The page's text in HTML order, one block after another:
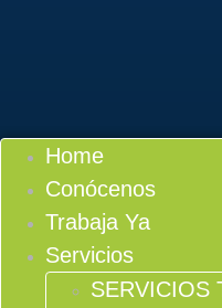
Home
Conócenos
Trabaja Ya
Servicios
SERVICIOS